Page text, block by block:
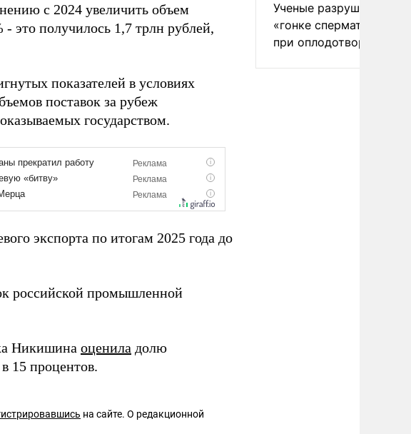
с 2024 увеличить объем
- это получилось 1,7 трлн рублей,
показателей в условиях
поставок за рубеж
государством.
экспорта по итогам 2025 года до
российской промышленной
Никишина оценила долю
15 процентов.
на сайте. О редакционной
Ученые разрушили миф
«гонке
при оплодотворении